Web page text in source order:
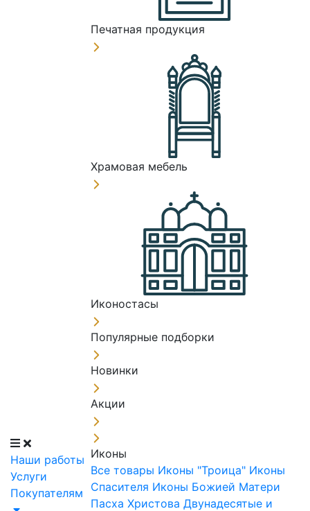
Наши работы
Услуги
Покупателям
Печатная продукция
Храмовая мебель
Иконостасы
Популярные подборки
Новинки
Акции
Иконы
Все товары Иконы "Троица" Иконы
Спасителя Иконы Божией Матери
Пасха Христова Двунадесятые и